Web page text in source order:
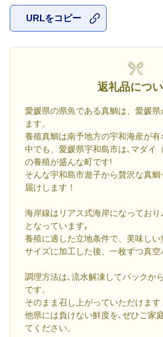
URLをコピー
返礼品につ
愛媛県の県魚である真鯛は、愛媛県
ます。
養殖真鯛は南予地方の宇和海産が有
中でも、愛媛県宇和島市は､マダイ
の養殖が盛んな町です!
そんな宇和島市遊子から贅沢な真
届けします！
海岸線はリアス式海岸になってお
となっています｡
養殖に適した立地条件で、美味し
サイズに加工した後、一枚ずつ真空
調理方法は､流水解凍してパックか
です。
そのまま召し上がっていただけます
他県には負けない鮮度を､ぜひご家
てください。